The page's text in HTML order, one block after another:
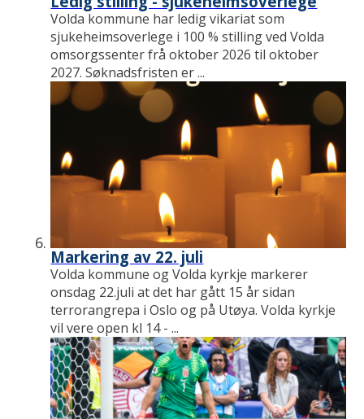
Volda kommune har ledig vikariat som
sjukeheimsoverlege i 100 % stilling ved Volda
omsorgssenter frå oktober 2026 til oktober
2027. Søknadsfristen er ...
Markering av 22. juli
Volda kommune og Volda kyrkje markerer
onsdag 22.juli at det har gått 15 år sidan
terrorangrepa i Oslo og på Utøya. Volda kyrkje
vil vere open kl 14 - ...